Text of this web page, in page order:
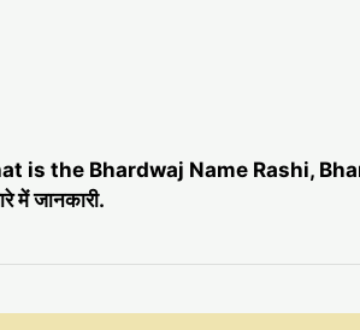
is the Bhardwaj Name Rashi,
में जानकारी.